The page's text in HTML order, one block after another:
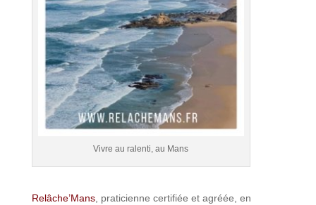
Vivre au ralenti, au Mans
Relâche’Mans, praticienne certifiée et agréée, en